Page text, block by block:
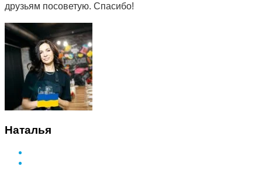
друзьям посоветую. Спасибо!
Наталья